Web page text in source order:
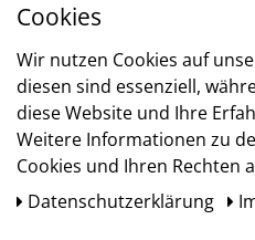
Versand
Cookies
Wir nutzen Cookies auf
diesen sind essenziell,
diese Website und Ihre
Weitere Informationen zu
Cookies und Ihren Rechten
Daten­schutz­erklärung